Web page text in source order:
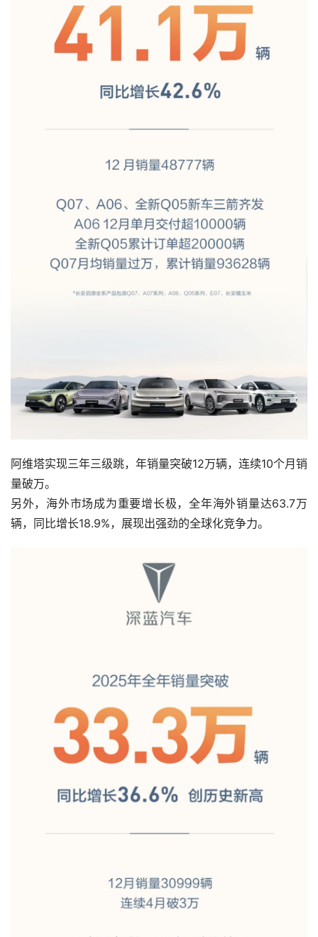
阿维塔实现三年三级跳，年销量突破12万辆，连续10个月销
量破万。
另外，海外市场成为重要增长极，全年海外销量达63.7万
辆，同比增长18.9%，展现出强劲的全球化竞争力。